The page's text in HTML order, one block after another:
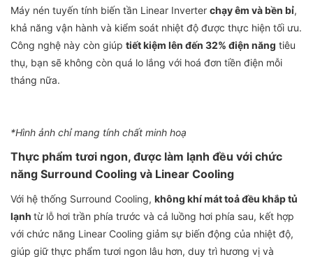
Máy nén tuyến tính biến tần Linear Inverter chạy êm và bền bỉ,
khả năng vận hành và kiểm soát nhiệt độ được thực hiện tối ưu.
Công nghệ này còn giúp tiết kiệm lên đến 32% điện năng tiêu
thụ, bạn sẽ không còn quá lo lắng với hoá đơn tiền điện mỗi
tháng nữa.
*Hình ảnh chỉ mang tính chất minh hoạ
Thực phẩm tươi ngon, được làm lạnh đều với chức
năng Surround Cooling và Linear Cooling
Với hệ thống Surround Cooling, không khí mát toả đều khắp tủ
lạnh từ lỗ hơi trần phía trước và cả luồng hơi phía sau, kết hợp
với chức năng Linear Cooling giảm sự biến động của nhiệt độ,
giúp giữ thực phẩm tươi ngon lâu hơn, duy trì hương vị và